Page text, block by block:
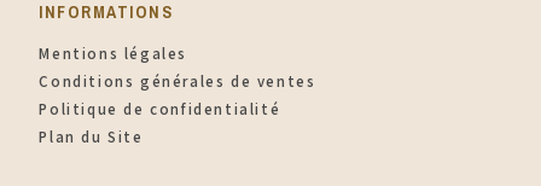
INFORMATIONS​
Mentions légales
Conditions générales de ventes
Politique de confidentialité
Plan du Site